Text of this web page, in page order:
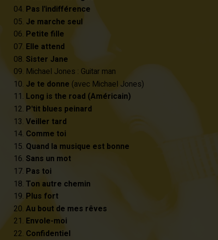
Pas l'indifférence
Je marche seul
Petite fille
Elle attend
Sister Jane
Michael Jones : Guitar man
Je te donne (avec Michael Jones)
Long is the road (Américain)
P'tit blues peinard
Veiller tard
Comme toi
Quand la musique est bonne
Sans un mot
Pas toi
Ton autre chemin
Plus fort
Au bout de mes rêves
Envole-moi
Confidentiel